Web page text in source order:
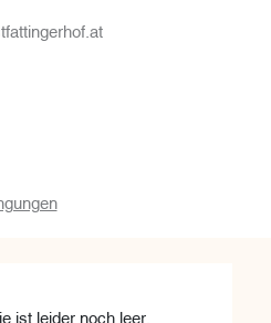
ist leider noch leer.